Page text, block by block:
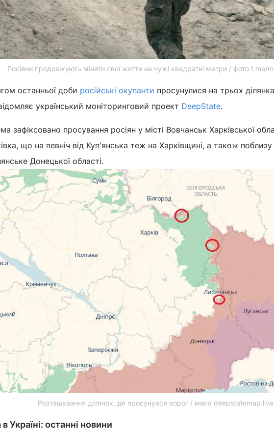
Росіяни продовжують міняти свої життя на чужі квадратні метри / фото t.me/
останньої доби російські окупанти просунулися на трьох
український моніторинговий проект DeepState.
зафіксовано просування росіян у місті Вовчанськ Харківської
що на певніч від Куп'янська теж на Харківщині, а також поблизу
Донецької області.
Розташування ділянок, де просунувся ворог / мапа deepstatemap.live
в Україні: останні новини